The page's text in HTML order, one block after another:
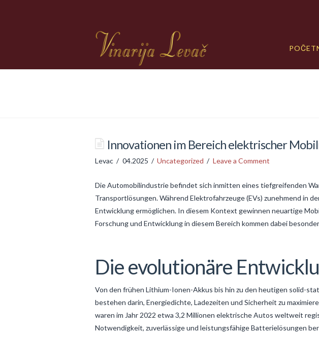
Innovationen im Bereich elektrischer
Levac 04.2025 Uncategorized Leave a Comment
Die Automobilindustrie befindet sich inmitten eines tiefgreifenden
Transportlösungen. Während Elektrofahrzeuge (EVs) zunehmend in
Entwicklung ermöglichen. In diesem Kontext gewinnen neuartige
Forschung und Entwicklung in diesem Bereich kommen dabei
Die evolutionäre
Von den frühen Lithium-Ionen-Akkus bis hin zu den heutigen solid-
bestehen darin, Energiedichte, Ladezeiten und Sicherheit zu
waren im Jahr 2022 etwa 3,2 Millionen elektrische Autos weltweit
Notwendigkeit, zuverlässige und leistungsfähige Batterielösungen